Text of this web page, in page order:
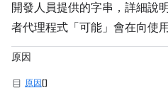
開發人員提供的字串，詳細說
者代理程式「可能」會在向使
原因
原因[]